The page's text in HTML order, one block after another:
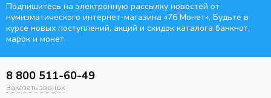
Подпишитесь на электронную рассылку новостей от
нумизматического интернет-магазина «76 Монет». Будьте в
курсе новых поступлений, акций и скидок каталога банкнот,
марок и монет.
8 800 511-60-49
Заказать звонок